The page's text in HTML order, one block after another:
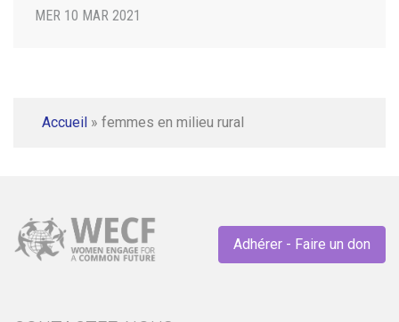
MER 10 MAR 2021
Accueil » femmes en milieu rural
Adhérer - Faire un don